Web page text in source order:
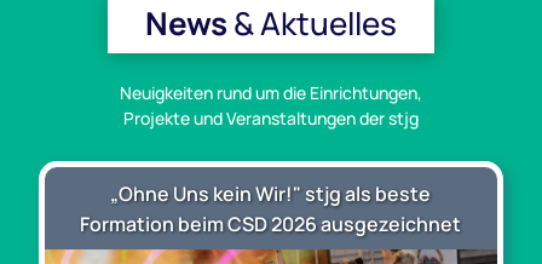
News& Aktuelles
Neuigkeiten rund um die Einrichtungen,
Projekte und Veranstaltungen der stjg
„Ohne Uns kein Wir!" stjg als beste
Formation beim CSD 2026 ausgezeichnet